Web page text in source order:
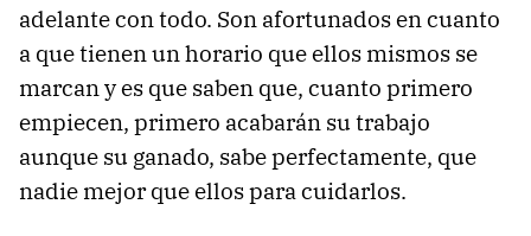
adelante con todo. Son afortunados en cuanto
a que tienen un horario que ellos mismos se
marcan y es que saben que, cuanto primero
empiecen, primero acabarán su trabajo
aunque su ganado, sabe perfectamente, que
nadie mejor que ellos para cuidarlos.